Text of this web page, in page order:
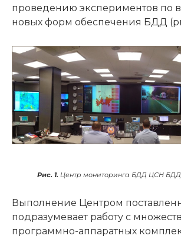
проведению экспериментов по
новых форм обеспечения БДД
Рис. 1. Центр мониторинга БДД ЦСН
Выполнение Центром
подразумевает работу с
программно-аппаратных